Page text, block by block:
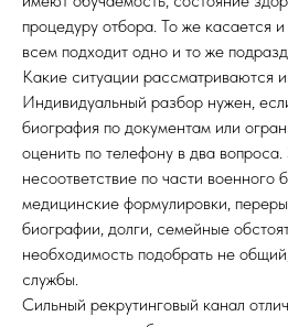
процедуру отбора. То же касается
всем подходит одно и то же
Какие ситуации рассматриваются
Индивидуальный разбор нужен,
биография по документам или
оценить по телефону в два
несоответствие по части военного
медицинские формулировки,
биографии, долги, семейные
необходимость подобрать не
службы.
Сильный рекрутинговый канал